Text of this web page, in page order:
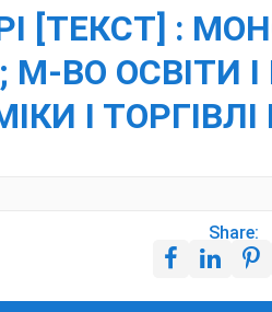
[ТЕКСТ] :
ВО ОСВІТИ
І ТОРГІВЛІ
Share: